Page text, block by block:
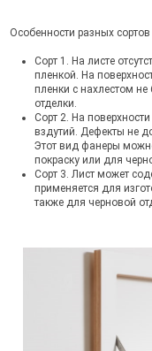
Особенности разных сортов
Сорт 1. На листе
пленкой. На
пленки с нахлестом
отделки.
Сорт 2. На
вздутий. Дефекты не
Этот вид фанеры
покраску или для
Сорт 3. Лист может
применяется для
также для черновой